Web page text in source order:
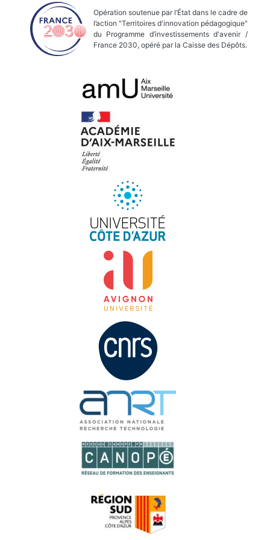
Opération soutenue par l’État dans le cadre de
l’action "Territoires d'innovation pédagogique"
du Programme d’investissements d'avenir /
France 2030, opéré par la Caisse des Dépôts.